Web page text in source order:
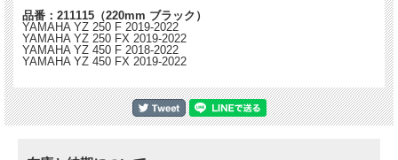
品番：211115（220mm ブラック）
YAMAHA YZ 250 F 2019-2022
YAMAHA YZ 250 FX 2019-2022
YAMAHA YZ 450 F 2018-2022
YAMAHA YZ 450 FX 2019-2022